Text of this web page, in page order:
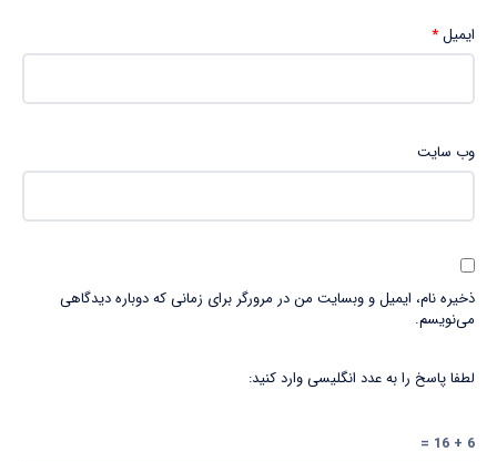
ایمیل*
وب‌ سایت
ذخیره نام، ایمیل و وبسایت من در مرورگر برای زمانی که دوباره دیدگاهی
می‌نویسم.
لطفا پاسخ را به عدد انگلیسی وارد کنید:
6 + 16 =